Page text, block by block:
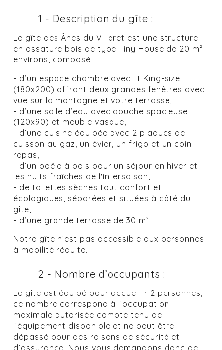
1 - Description du gîte :
Le gîte des Ânes du Villeret est une structure
en ossature bois de type Tiny House de 20 m²
environs, composé :
- d’un espace chambre avec lit King-size
(180x200) offrant deux grandes fenêtres avec
vue sur la montagne et votre terrasse,
- d’une salle d’eau avec douche spacieuse
(120x90) et meuble vasque,
- d’une cuisine équipée avec 2 plaques de
cuisson au gaz, un évier, un frigo et un coin
repas,
- d’un poêle à bois pour un séjour en hiver et
les nuits fraîches de l'intersaison,
- de toilettes sèches tout confort et
écologiques, séparées et situées à côté du
gîte,
- d’une grande terrasse de 30 m².
Notre gîte n’est pas accessible aux personnes
à mobilité réduite.
2 - Nombre d’occupants :
Le gîte est équipé pour accueillir 2 personnes,
ce nombre correspond à l’occupation
maximale autorisée compte tenu de
l’équipement disponible et ne peut être
dépassé pour des raisons de sécurité et
d’assurance. Nous vous demandons donc de